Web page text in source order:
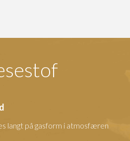
langt på gasform i atmosfæren